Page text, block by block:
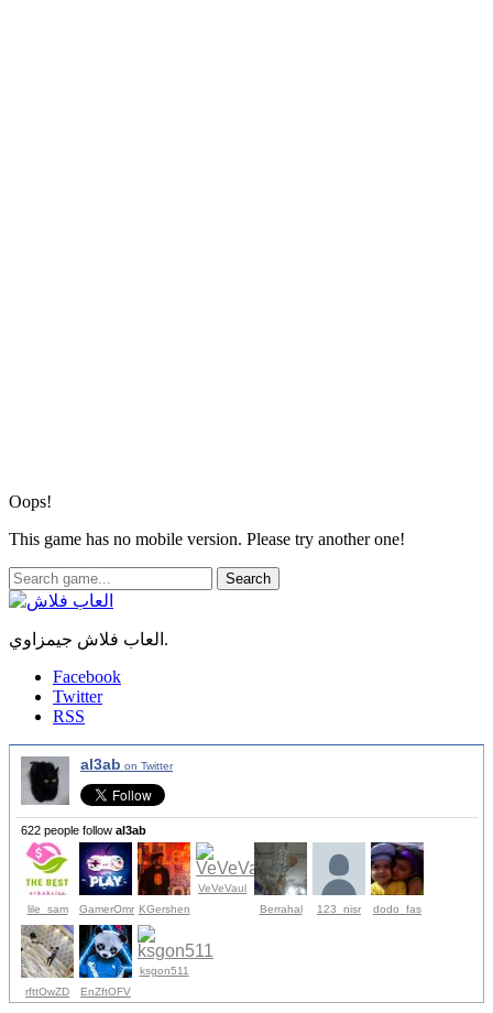
Oops!
This game has no mobile version. Please try another one!
Search
العاب فلاش جيمزاوي.
Facebook
Twitter
RSS
al3ab on Twitter
622 people follow al3ab
lile_sam GamerOmr KGershen
VeVeVaul
Berrahal
123_nisr dodo_fas
rfttOwZD EnZftOFV
ksgon511